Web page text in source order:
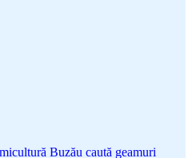
Buzău caută geamuri